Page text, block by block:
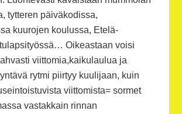
tytteren päiväkodissa,
kuurojen koulussa, Etelä-
Oikeastaan voisi
viittomia,kaikulaulua ja
rytmi piirtyy kuulijaan, kuin
viittomista= sormet
vastakkain rinnan